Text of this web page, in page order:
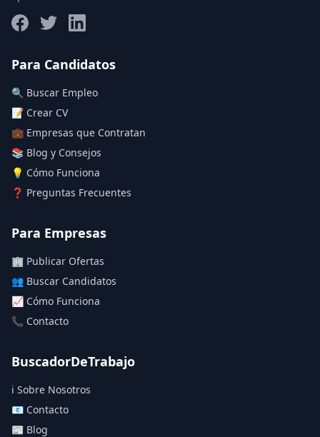
Deja vacío para "sin límite"
Aplicar filtros
Para Candidatos
🔍 Buscar Empleo
📝 Crear CV
💼 Empresas que Contratan
📚 Blog y Consejos
💡 Cómo Funciona
❓ Preguntas Frecuentes
Para Empresas
🏢 Publicar Ofertas
👥 Buscar Candidatos
📈 Cómo Funciona
📞 Contacto
BuscadorDeTrabajo
ℹ️ Sobre Nosotros
📧 Contacto
📰 Blog